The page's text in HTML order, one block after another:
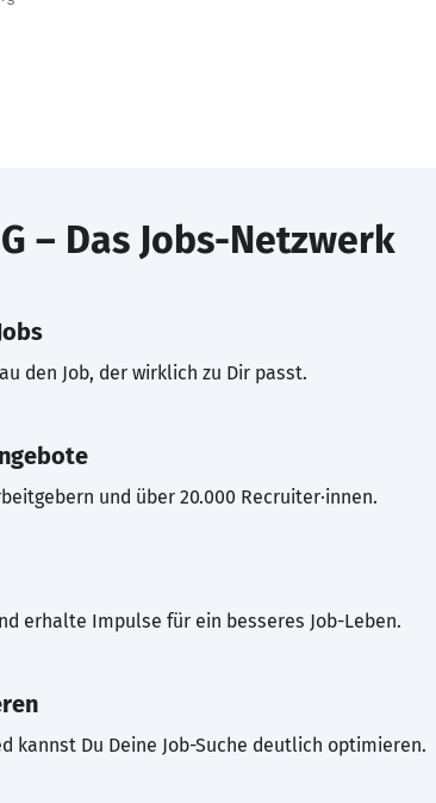
– Das Jobs-Netzwerk
den Job, der wirklich zu Dir passt.
und über 20.000 Recruiter·innen.
erhalte Impulse für ein besseres Job-Leben.
kannst Du Deine Job-Suche deutlich optimieren.